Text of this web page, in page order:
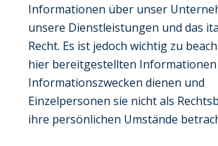
Informationen über unser
unsere Dienstleistungen und das
Recht. Es ist jedoch wichtig zu
hier bereitgestellten
Informationszwecken dienen und
Einzelpersonen sie nicht als
ihre persönlichen Umstände